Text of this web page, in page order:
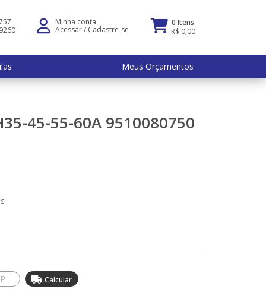
Minha conta
Acessar/ Cadastre-se
0 Itens
R$ 0,00
Meus Orçamentos
45-55-60A 9510080750